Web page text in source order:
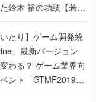
鈴木 裕の功績【若ゲ
たり】ゲーム開発統
」最新バージョン
わる？ ゲーム業界向
ント「GTMF2019」
深めよう【PR】